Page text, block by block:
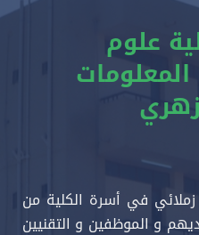
علوم
في أسرة الكلية من
و الموظفين و التقنيين